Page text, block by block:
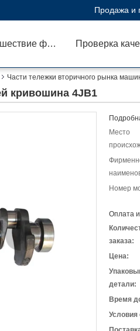
Продажа и
Путешествие фабрики
Части тележки вторичного рынка
кривошина 4JB1
Место
Номер
Оплата
заказа:
Цена:
детали:
Время